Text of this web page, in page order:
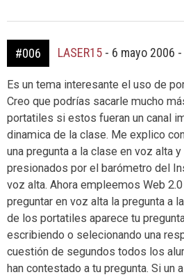
#006 LASER15 - 6 mayo 2006 -
Es un tema interesante el uso de
Creo que podrías sacarle mucho
portatiles si estos fueran un canal
dinamica de la clase. Me explico
una pregunta a la clase en voz alta y
presionados por el barómetro del
voz alta. Ahora empleemos Web
preguntar en voz alta la pregunta a
de los portatiles aparece tu
escribiendo o selecionando una
cuestión de segundos todos los
han contestado a tu pregunta. Si un